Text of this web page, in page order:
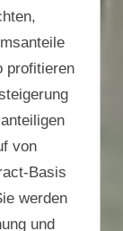
profitieren
von
Basis
werden
und